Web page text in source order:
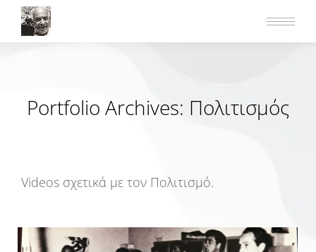
Portfolio Archives: Πολιτισμός
Videos σχετικά με τον Πολιτισμό.